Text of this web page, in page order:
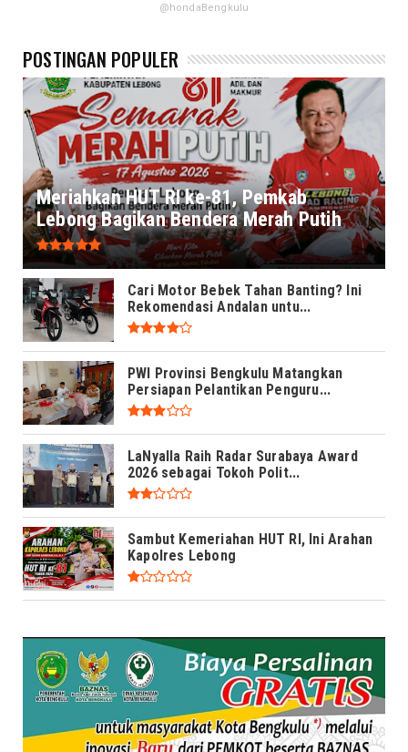
@hondaBengkulu
POSTINGAN POPULER
Meriahkan HUT RI ke-81, Pemkab
Lebong Bagikan Bendera Merah Putih
Cari Motor Bebek Tahan Banting? Ini
Rekomendasi Andalan untu...
PWI Provinsi Bengkulu Matangkan
Persiapan Pelantikan Penguru...
LaNyalla Raih Radar Surabaya Award
2026 sebagai Tokoh Polit...
Sambut Kemeriahan HUT RI, Ini Arahan
Kapolres Lebong